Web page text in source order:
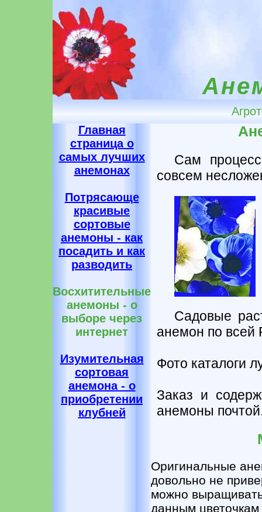
Главная
страница о
самых лучших
анемонах
Потрясающе
красивые
сортовые
анемоны - как
посадить и как
разводить
Восхитительные
анемоны - о
выборе через
интернет
Изумительная
сортовая
анемона - о
приобретении
клубней
Сам
совсем
Садовые
анемон по всей
Фото каталоги
Заказ и
анемоны
Оригинальные
довольно не
можно
данным